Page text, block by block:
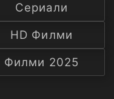
Ф
С
А
Сериали
HD Филми
Филми 2025